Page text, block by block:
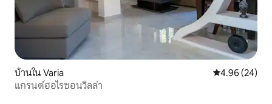
บ้านใน Varia คะแนนเฉลี่ย
4.96 (24)
แกรนด์ฮอไรซอนวิลล่า